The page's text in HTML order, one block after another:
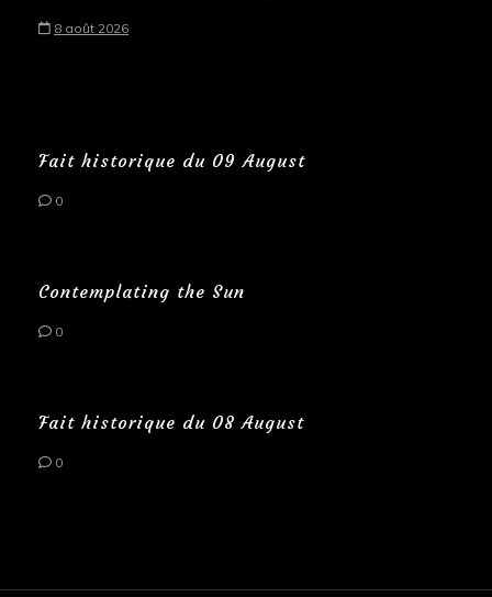
8 août 2026
Fait historique du 09 August
0
Contemplating the Sun
0
Fait historique du 08 August
0